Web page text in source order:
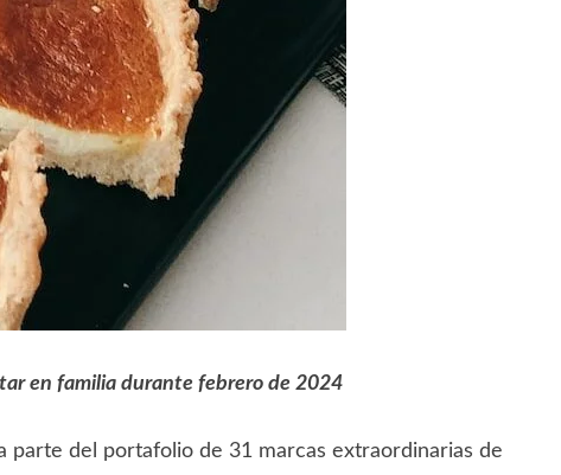
en familia durante febrero de 2024
parte del portafolio de 31 marcas extraordinarias de